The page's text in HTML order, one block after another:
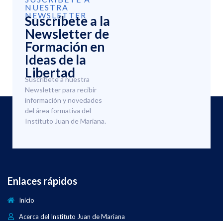
NUESTRA
NEWSLETTER
Suscríbete a la
Newsletter de
Formación en
Ideas de la
Libertad
Suscríbete a nuestra
Newsletter para recibir
información y novedades
del área formativa del
Instituto Juan de Mariana.
Enlaces rápidos
Inicio
Acerca del Instituto Juan de Mariana